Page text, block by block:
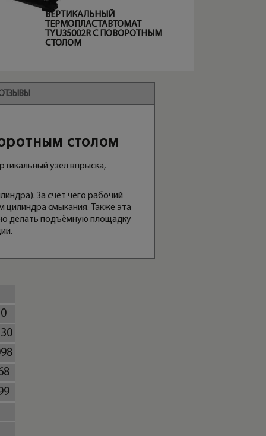
ВЕРТИКАЛЬНЫЙ
ТЕРМОПЛАСТАВТОМАТ
TYU35002R С ПОВОРОТНЫМ
СТОЛОМ
столом
узел впрыска,
За счет чего рабочий
цилиндра смыкания. Также эта
делать подъёмную площадку